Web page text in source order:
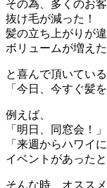
その為、多くのお
抜け毛が減った！
髪の立ち上がりが違
ボリュームが増えた
と喜んで頂いている
「今日、今すぐ髪
例えば、
「明日、同窓会！」
「来週からハワイ
イベントがあった
そんな時、オスス